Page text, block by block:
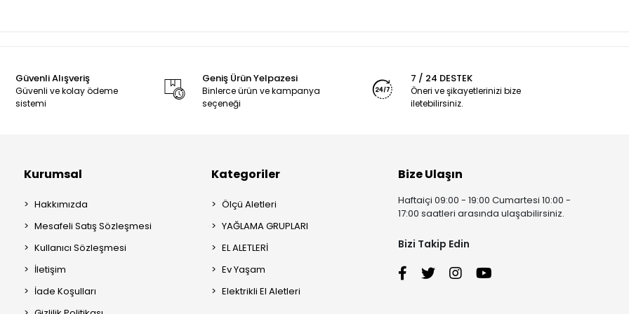
Güvenli Alışveriş
Güvenli ve kolay ödeme
sistemi
Geniş Ürün Yelpazesi
Binlerce ürün ve kampanya
seçeneği
7 / 24 DESTEK
Öneri ve şikayetlerinizi bize
iletebilirsiniz.
Kurumsal
Hakkımızda
Mesafeli Satış Sözleşmesi
Kullanıcı Sözleşmesi
İletişim
İade Koşulları
Kategoriler
Ölçü Aletleri
YAĞLAMA GRUPLARI
EL ALETLERİ
Ev Yaşam
Elektrikli El Aletleri
Bize Ulaşın
Haftaiçi 09:00 - 19:00 Cumartesi 10:00 -
17:00 saatleri arasında ulaşabilirsiniz.
Bizi Takip Edin